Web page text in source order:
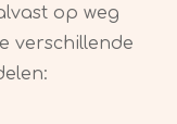
op weg
verschillende